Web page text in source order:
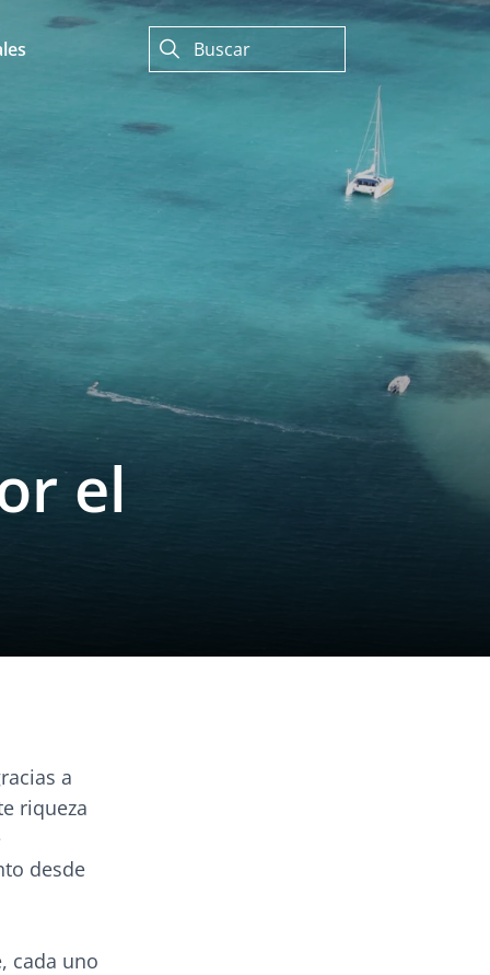
el
a
riqueza
desde
cada uno